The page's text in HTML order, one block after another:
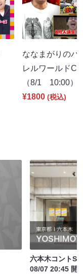
ななまがりのパ
レルワールド
（8/1 10:00）
¥1800 (税込)
六本木コント
08/07 20:45 開